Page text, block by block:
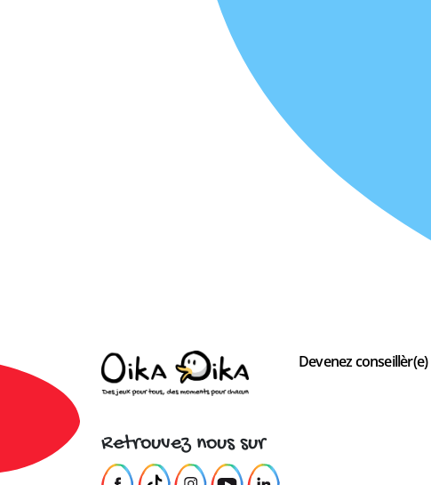
Devenez conseillèr(e)
Retrouvez nous sur